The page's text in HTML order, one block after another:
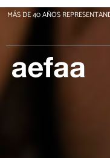
Ir
contenido
MÁS DE 40 AÑOS